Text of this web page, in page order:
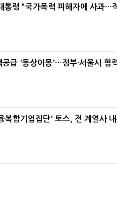
통령 "국가폭력 피해자에 사과…
공급 '동상이몽'…정부·서울시 협
복합기업집단' 토스, 전 계열사